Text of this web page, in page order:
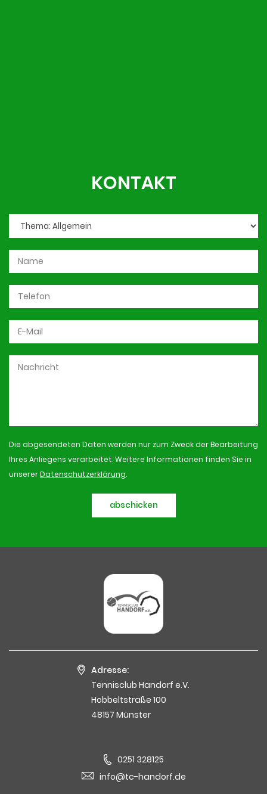
KONTAKT
Die abgesendeten Daten werden nur zum Zweck der Bearbeitung
Ihres Anliegens verarbeitet. Weitere Informationen finden Sie in
unsererDatenschutzerklärung.
abschicken
Adresse:
Tennisclub Handorf e.V.
Hobbeltstraße 100
48157 Münster
0251 328125
info@tc-handorf.de